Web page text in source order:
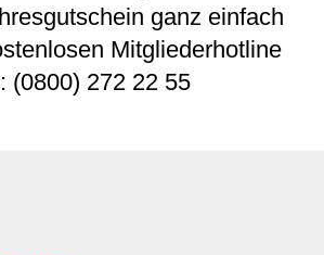
ganz einfach
Mitgliederhotline
(0800) 272 22 55